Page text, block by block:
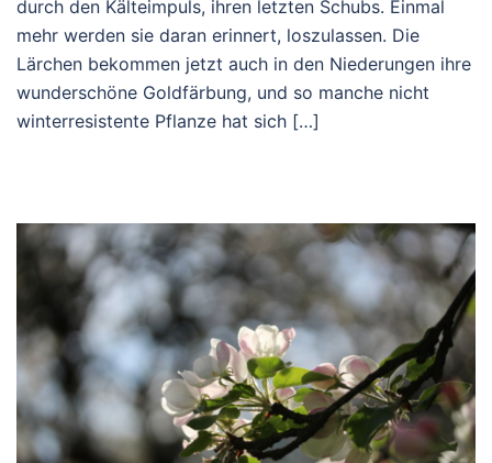
durch den Kälteimpuls, ihren letzten Schubs. Einmal
mehr werden sie daran erinnert, loszulassen. Die
Lärchen bekommen jetzt auch in den Niederungen ihre
wunderschöne Goldfärbung, und so manche nicht
winterresistente Pflanze hat sich […]